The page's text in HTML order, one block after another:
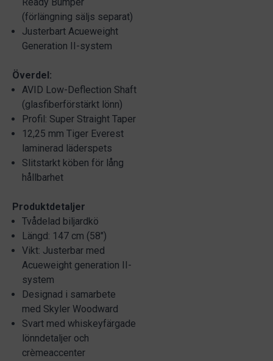
(förlängning säljs separat)
Justerbart Acueweight
Generation II-system
Överdel:
AVID Low-Deflection Shaft
(glasfiberförstärkt lönn)
Profil: Super Straight Taper
12,25 mm Tiger Everest
laminerad läderspets
Slitstarkt köben för lång
hållbarhet
Produktdetaljer
Tvådelad biljardkö
Längd: 147 cm (58")
Vikt: Justerbar med
Acueweight generation II-
system
Designad i samarbete
med Skyler Woodward
Svart med whiskeyfärgade
lönndetaljer och
crèmeaccenter